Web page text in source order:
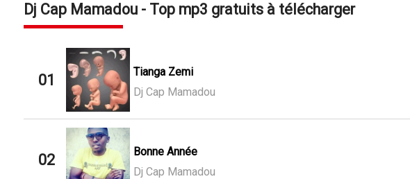
Dj Cap Mamadou - Top mp3 gratuits à télécharger
01
Tianga Zemi
Dj Cap Mamadou
02
Bonne Année
Dj Cap Mamadou